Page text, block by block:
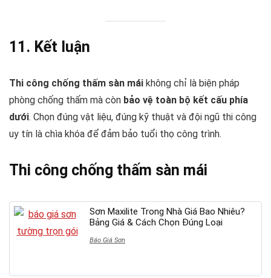
11. Kết luận
Thi công chống thấm sàn mái không chỉ là biện pháp
phòng chống thấm mà còn bảo vệ toàn bộ kết cấu phía
dưới. Chọn đúng vật liệu, đúng kỹ thuật và đội ngũ thi công
uy tín là chìa khóa để đảm bảo tuổi thọ công trình.
Thi công chống thấm sàn mái
Sơn Maxilite Trong Nhà Giá Bao Nhiêu?
Bảng Giá & Cách Chọn Đúng Loại
Báo Giá Sơn